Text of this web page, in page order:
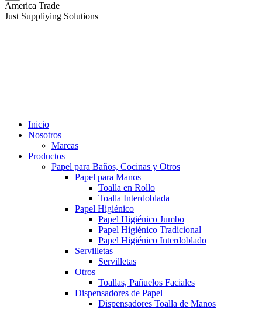
America Trade
Just Suppliying Solutions
Inicio
Nosotros
Marcas
Productos
Papel para Baños, Cocinas y Otros
Papel para Manos
Toalla en Rollo
Toalla Interdoblada
Papel Higiénico
Papel Higiénico Jumbo
Papel Higiénico Tradicional
Papel Higiénico Interdoblado
Servilletas
Servilletas
Otros
Toallas, Pañuelos Faciales
Dispensadores de Papel
Dispensadores Toalla de Manos